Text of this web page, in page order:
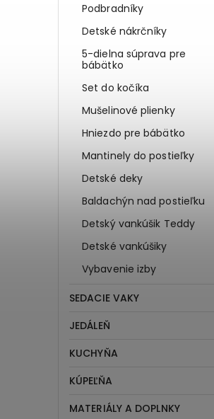
Podbradníky
Detské nákrčníky
5-dielna súprava pre
bábätko
Set do kočíka
Mušelinové plienky
Hniezdo pre bábätko
Mantinely do postieľky
Detské deky
Baldachýn nad postieľku
Detský vankúšik Teddy
Detské vankúšiky
Vybavenie izby
SEDACIE VAKY
JEDÁLEŇ
KUCHYŇA
KÚPEĽŇA
MATERIÁLY A DOPLNKY